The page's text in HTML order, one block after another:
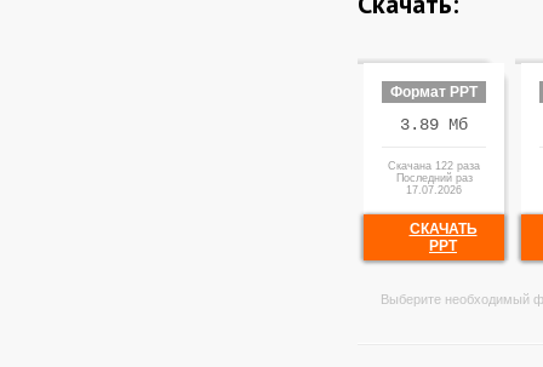
Формат PPT
3.89 Мб
Скачана 122 раза
Последний раз
17.07.2026
СКАЧАТЬ
PPT
Выберите необходимый